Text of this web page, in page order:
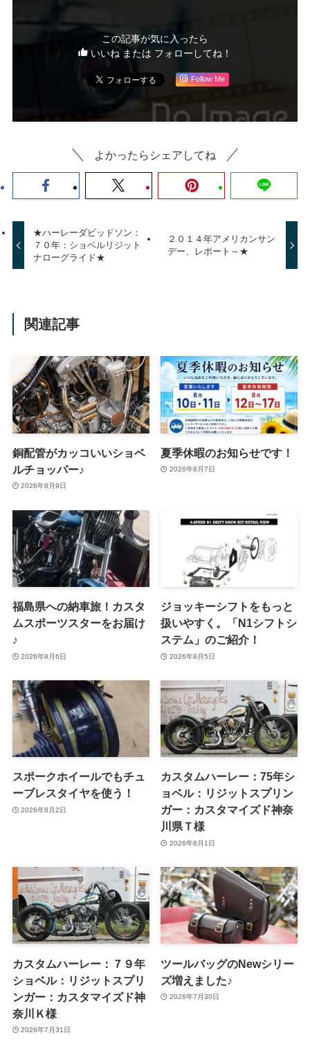
この記事が気に入ったら
いいね または フォローしてね！
Follow Me
よかったらシェアしてね
★ハーレーダビッドソン：
７０年：ショベルリジット
ナローグライド★
２０１４年アメリカンサン
デー、レポート～★
関連記事
銅配管がカッコいいショベ
ルチョッパー♪
2026年8月9日
夏季休暇のお知らせです！
2026年8月7日
福島県への納車旅！カスタ
ムスポーツスターをお届け
♪
2026年8月6日
ジョッキーシフトをもっと
扱いやすく。「N1シフトシ
ステム」のご紹介！
2026年8月5日
スポークホイールでもチュ
ーブレスタイヤを使う！
2026年8月2日
カスタムハーレー：75年シ
ョベル：リジットスプリン
ガー：カスタマイズド神奈
川県Ｔ様
2026年8月1日
カスタムハーレー：７９年
ショベル：リジットスプリ
ンガー：カスタマイズド神
奈川Ｋ様
2026年7月31日
ツールバッグのNewシリー
ズ増えました♪
2026年7月30日